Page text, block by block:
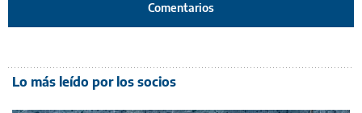
Comentarios
Lo más leído por los socios